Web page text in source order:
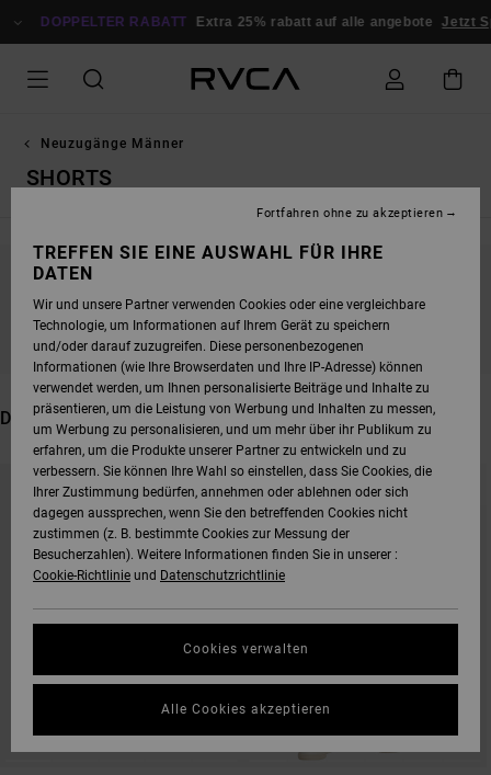
ZUR
DOPPELTER RABATT Extra 25% rabatt auf alle angebote Jetzt Sparen
Neuzugänge Männer
SHORTS
BLEIB DABEI, DIE PRODUKTE SIND BALD
WIEDER DA
DAS KÖNNTE DIR AUCH GEFALLEN
DIREKT
FILTERKRITERIEN
ÜBERSPRINGEN
FILTERN
TREFFEN SIE EINE AUSWAHL FÜR IHRE
DATEN
Wir und unsere Partner verwenden Cookies oder eine vergleichbare
Technologie, um Informationen auf Ihrem Gerät zu speichern
und/oder darauf zuzugreifen. Diese personenbezogenen
Informationen (wie Ihre Browserdaten und Ihre IP-Adresse) können
verwendet werden, um Ihnen personalisierte Beiträge und Inhalte zu
präsentieren, um die Leistung von Werbung und Inhalten zu messen,
um Werbung zu personalisieren, und um mehr über ihr Publikum zu
erfahren, um die Produkte unserer Partner zu entwickeln und zu
verbessern. Sie können Ihre Wahl so einstellen, dass Sie Cookies, die
Ihrer Zustimmung bedürfen, annehmen oder ablehnen oder sich
dagegen aussprechen, wenn Sie den betreffenden Cookies nicht
zustimmen (z. B. bestimmte Cookies zur Messung der
Besucherzahlen). Weitere Informationen finden Sie in unserer :
Cookie-Richtlinie und Datenschutzrichtlinie
Cookies verwalten
Fortfahren ohne zu akzeptieren
Alle Cookies akzeptieren